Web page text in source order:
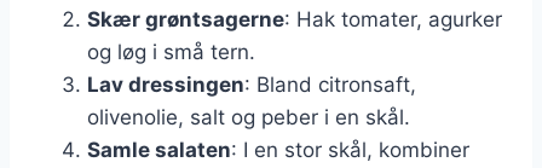
Skær grøntsagerne: Hak tomater, agurker
og løg i små tern.
Lav dressingen: Bland citronsaft,
olivenolie, salt og peber i en skål.
Samle salaten: I en stor skål, kombiner